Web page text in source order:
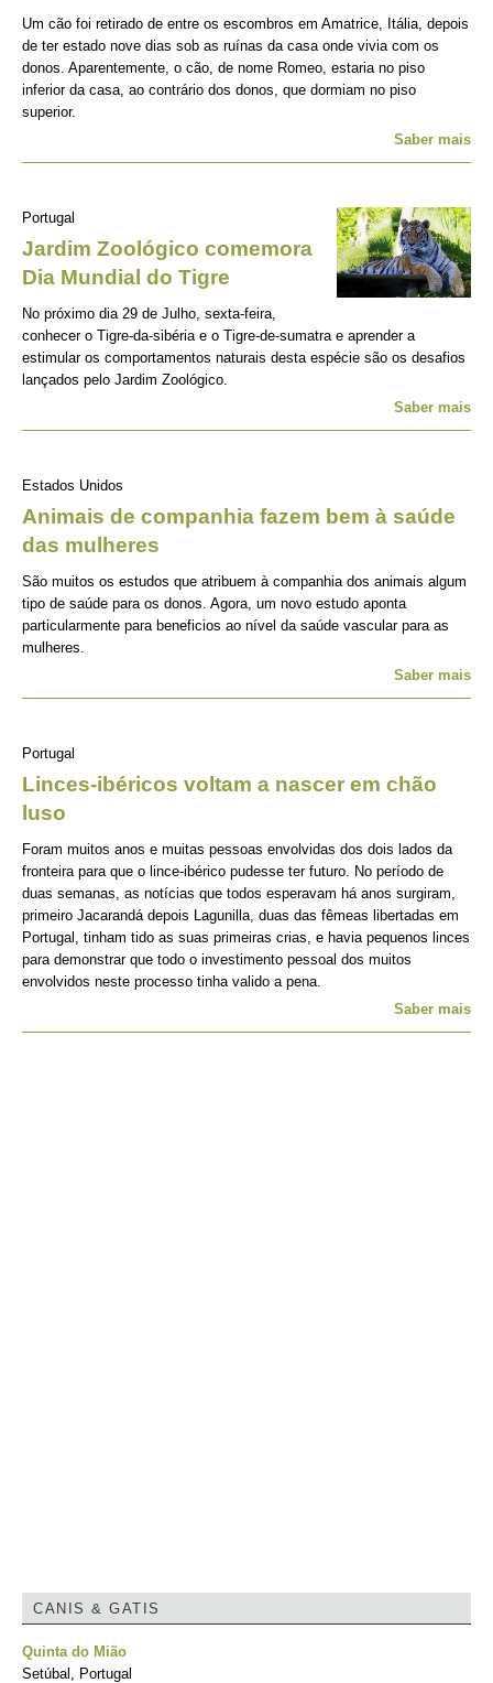
Um cão foi retirado de entre os escombros em Amatrice, Itália, depois
de ter estado nove dias sob as ruínas da casa onde vivia com os
donos. Aparentemente, o cão, de nome Romeo, estaria no piso
inferior da casa, ao contrário dos donos, que dormiam no piso
superior.
Saber mais
Portugal
Jardim Zoológico comemora
Dia Mundial do Tigre
No próximo dia 29 de Julho, sexta-feira,
conhecer o Tigre-da-sibéria e o Tigre-de-sumatra e aprender a
estimular os comportamentos naturais desta espécie são os desafios
lançados pelo Jardim Zoológico.
Saber mais
Estados Unidos
Animais de companhia fazem bem à saúde
das mulheres
São muitos os estudos que atribuem à companhia dos animais algum
tipo de saúde para os donos. Agora, um novo estudo aponta
particularmente para beneficios ao nível da saúde vascular para as
mulheres.
Saber mais
Portugal
Linces-ibéricos voltam a nascer em chão
luso
Foram muitos anos e muitas pessoas envolvidas dos dois lados da
fronteira para que o lince-ibérico pudesse ter futuro. No período de
duas semanas, as notícias que todos esperavam há anos surgiram,
primeiro Jacarandá depois Lagunilla, duas das fêmeas libertadas em
Portugal, tinham tido as suas primeiras crias, e havia pequenos linces
para demonstrar que todo o investimento pessoal dos muitos
envolvidos neste processo tinha valido a pena.
Saber mais
CANIS & GATIS
Quinta do Mião
Setúbal, Portugal